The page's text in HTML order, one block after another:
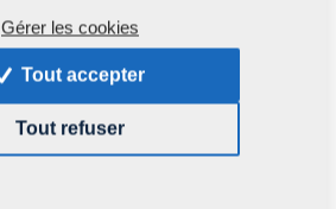
utilisée pour les machines
3,0190 Kg
Gérer les cookies
Tout accepter
Tout refuser